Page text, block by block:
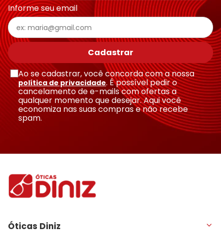
Informe seu email
Cadastrar
Ao se cadastrar, você concorda com a nossa
política de privacidade. É possível pedir o
cancelamento de e-mails com ofertas a
qualquer momento que desejar. Aqui você
economiza nas suas compras e não recebe
spam.
Óticas Diniz